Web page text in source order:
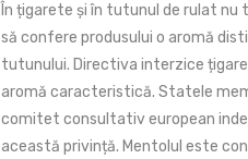
În țigarete și în tutunul de rulat
să confere produsului o aromă
tutunului. Directiva interzice
aromă caracteristică. Statele
comitet consultativ european
această privință. Mentolul este